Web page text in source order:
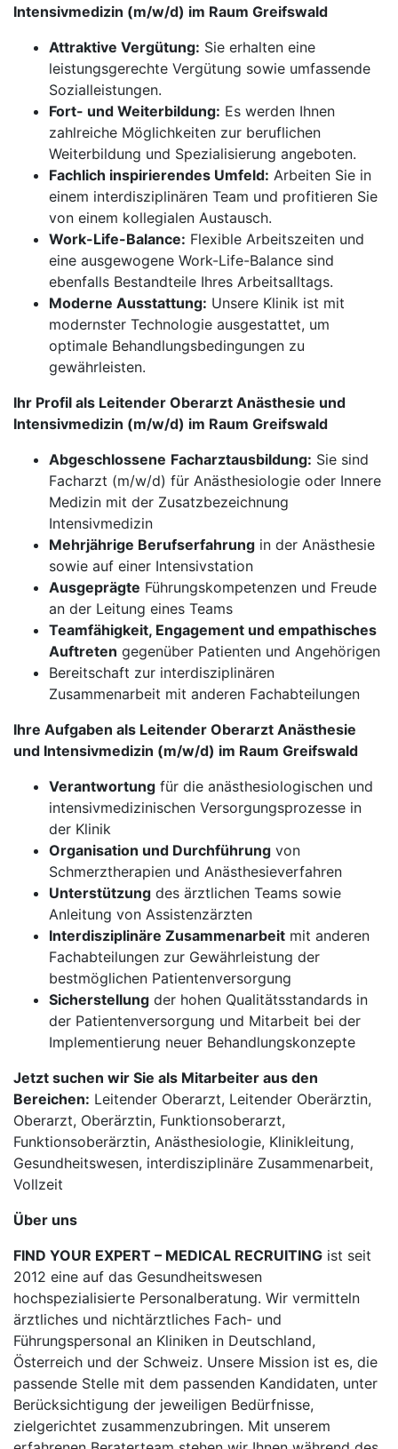
Intensivmedizin (m/w/d) im Raum Greifswald
Attraktive Vergütung: Sie erhalten eine
leistungsgerechte Vergütung sowie umfassende
Sozialleistungen.
Fort- und Weiterbildung: Es werden Ihnen
zahlreiche Möglichkeiten zur beruflichen
Weiterbildung und Spezialisierung angeboten.
Fachlich inspirierendes Umfeld: Arbeiten Sie in
einem interdisziplinären Team und profitieren Sie
von einem kollegialen Austausch.
Work-Life-Balance: Flexible Arbeitszeiten und
eine ausgewogene Work-Life-Balance sind
ebenfalls Bestandteile Ihres Arbeitsalltags.
Moderne Ausstattung: Unsere Klinik ist mit
modernster Technologie ausgestattet, um
optimale Behandlungsbedingungen zu
gewährleisten.
Ihr Profil als Leitender Oberarzt Anästhesie und
Intensivmedizin (m/w/d) im Raum Greifswald
Abgeschlossene Facharztausbildung: Sie sind
Facharzt (m/w/d) für Anästhesiologie oder Innere
Medizin mit der Zusatzbezeichnung
Intensivmedizin
Mehrjährige Berufserfahrung in der Anästhesie
sowie auf einer Intensivstation
Ausgeprägte Führungskompetenzen und Freude
an der Leitung eines Teams
Teamfähigkeit, Engagement und empathisches
Auftreten gegenüber Patienten und Angehörigen
Bereitschaft zur interdisziplinären
Zusammenarbeit mit anderen Fachabteilungen
Ihre Aufgaben als Leitender Oberarzt Anästhesie
und Intensivmedizin (m/w/d) im Raum Greifswald
Verantwortung für die anästhesiologischen und
intensivmedizinischen Versorgungsprozesse in
der Klinik
Organisation und Durchführung von
Schmerztherapien und Anästhesieverfahren
Unterstützung des ärztlichen Teams sowie
Anleitung von Assistenzärzten
Interdisziplinäre Zusammenarbeit mit anderen
Fachabteilungen zur Gewährleistung der
bestmöglichen Patientenversorgung
Sicherstellung der hohen Qualitätsstandards in
der Patientenversorgung und Mitarbeit bei der
Implementierung neuer Behandlungskonzepte
Jetzt suchen wir Sie als Mitarbeiter aus den
Bereichen: Leitender Oberarzt, Leitender Oberärztin,
Oberarzt, Oberärztin, Funktionsoberarzt,
Funktionsoberärztin, Anästhesiologie, Klinikleitung,
Gesundheitswesen, interdisziplinäre Zusammenarbeit,
Vollzeit
Über uns
FIND YOUR EXPERT – MEDICAL RECRUITING ist seit
2012 eine auf das Gesundheitswesen
hochspezialisierte Personalberatung. Wir vermitteln
ärztliches und nichtärztliches Fach- und
Führungspersonal an Kliniken in Deutschland,
Österreich und der Schweiz. Unsere Mission ist es, die
passende Stelle mit dem passenden Kandidaten, unter
Berücksichtigung der jeweiligen Bedürfnisse,
zielgerichtet zusammenzubringen. Mit unserem